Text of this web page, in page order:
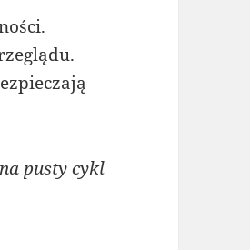
pusty cykl